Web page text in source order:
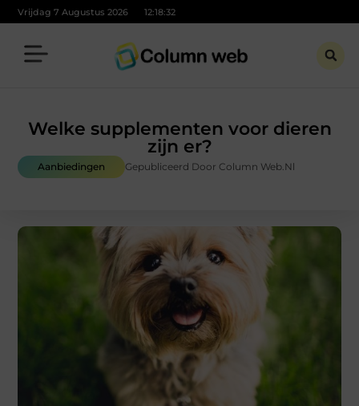
Vrijdag 7 Augustus 2026 12:18:34
Welke supplementen voor dieren
zijn er?
Aanbiedingen Gepubliceerd Door Column Web.nl